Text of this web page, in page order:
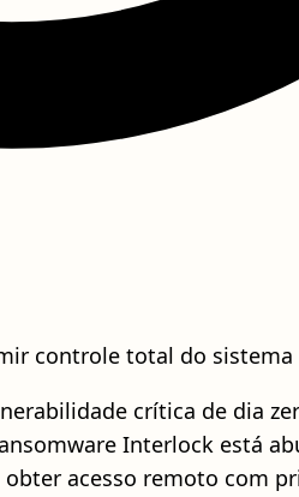
controle total do sistema
crítica de dia
Interlock está
obter acesso remoto com